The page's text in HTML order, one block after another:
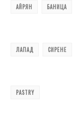
АЙРЯН БАНИЦА
ЛАПАД СИРЕНЕ
PASTRY